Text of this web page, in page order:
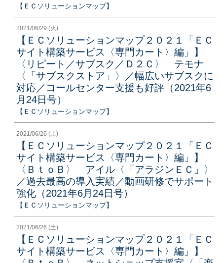
【ＥＣソリューションマップ】
2021/06/29 (火)
【ＥＣソリューションマップ２０２１「ＥＣ
サイト構築サービス〈専門カート〉編」】
〈リピート／サブスク／Ｄ２Ｃ〉 テモナ
〈「サブスクストア」〉／幅広いサブスクに
対応／コールセンター支援も好評（2021年6
月24日号）
【ＥＣソリューションマップ】
2021/06/26 (土)
【ＥＣソリューションマップ２０２１「ＥＣ
サイト構築サービス〈専門カート〉編」】
〈ＢｔｏＢ〉 アイル〈「アラジンＥＣ」〉
／過去最高の導入実績／動画研修でサポート
強化（2021年6月24日号）
【ＥＣソリューションマップ】
2021/06/26 (土)
【ＥＣソリューションマップ２０２１「ＥＣ
サイト構築サービス〈専門カート〉編」】